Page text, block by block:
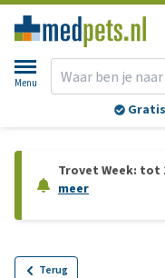
Menu
Gratis
Trovet Week: tot
meer
Terug